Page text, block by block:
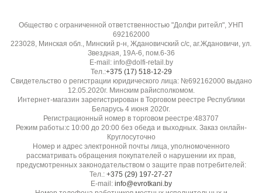
Общество с ограниченной ответственностью "Долфи ритейл", УНП
692162000
223028, Минская обл., Минский р-н, Ждановичский с/с, аг.Ждановичи, ул.
Звездная, 19А-6, пом.6-36
E-mail: info@dolfi-retail.by
Тел.:+375 (17) 518-12-29
Свидетельство о регистрации юридического лица: №692162000 выдано
12.05.2020г. Минским райисполкомом.
Интернет-магазин зарегистрирован в Торговом реестре Республики
Беларусь 4 июня 2020г.
Регистрационный номер в торговом реестре:483707
Режим работы:с 10:00 до 20:00 без обеда и выходных. Заказ онлайн-
Круглосуточно
Номер и адрес электронной почты лица, уполномоченного
рассматривать обращения покупателей о нарушении их прав,
предусмотренных законодательством о защите прав потребителей:
Тел.: +375 (29) 197-27-27
E-mail: info@evrotkani.by